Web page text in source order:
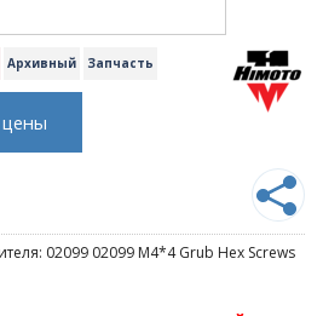
Архивный Запчасть
02099 02099 M4*4 Grub Hex Screws